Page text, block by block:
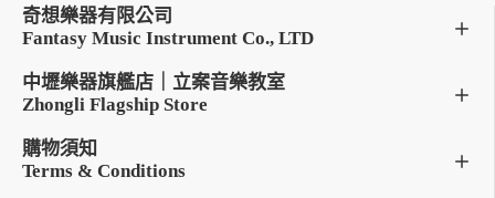
奇想樂器有限公司
Fantasy Music Instrument Co., LTD
中壢樂器旗艦店｜立案音樂教室
Zhongli Flagship Store
購物須知
Terms & Conditions